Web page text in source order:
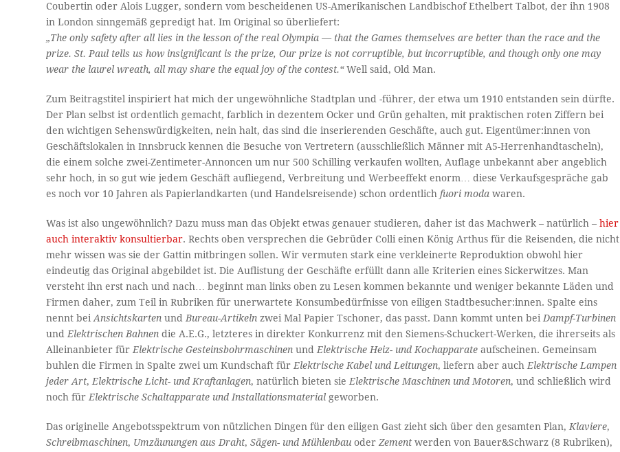
Coubertin oder Alois Lugger, sondern vom bescheidenen US-Amerikanischen Landbischof Ethelbert Talbot, der ihn 1908
in London sinngemäß gepredigt hat. Im Original so überliefert:
„The only safety after all lies in the lesson of the real Olympia — that the Games themselves are better than the race and the
prize. St. Paul tells us how insignificant is the prize, Our prize is not corruptible, but incorruptible, and though only one may
wear the laurel wreath, all may share the equal joy of the contest.“Well said, Old Man.
Zum Beitragstitel inspiriert hat mich der ungewöhnliche Stadtplan und -führer, der etwa um 1910 entstanden sein dürfte.
Der Plan selbst ist ordentlich gemacht, farblich in dezentem Ocker und Grün gehalten, mit praktischen roten Ziffern bei
den wichtigen Sehenswürdigkeiten, nein halt, das sind die inserierenden Geschäfte, auch gut. Eigentümer:innen von
Geschäftslokalen in Innsbruck kennen die Besuche von Vertretern (ausschließlich Männer mit A5-Herrenhandtascheln),
die einem solche zwei-Zentimeter-Annoncen um nur 500 Schilling verkaufen wollten, Auflage unbekannt aber angeblich
sehr hoch, in so gut wie jedem Geschäft aufliegend, Verbreitung und Werbeeffekt enorm… diese Verkaufsgespräche gab
es noch vor 10 Jahren als Papierlandkarten (und Handelsreisende) schon ordentlichfuori moda waren.
Was ist also ungewöhnlich? Dazu muss man das Objekt etwas genauer studieren, daher ist das Machwerk – natürlich –hier
auch interaktiv konsultierbar. Rechts oben versprechen die Gebrüder Colli einen König Arthus für die Reisenden, die nicht
mehr wissen was sie der Gattin mitbringen sollen. Wir vermuten stark eine verkleinerte Reproduktion obwohl hier
eindeutig das Original abgebildet ist. Die Auflistung der Geschäfte erfüllt dann alle Kriterien eines Sickerwitzes. Man
versteht ihn erst nach und nach… beginnt man links oben zu Lesen kommen bekannte und weniger bekannte Läden und
Firmen daher, zum Teil in Rubriken für unerwartete Konsumbedürfnisse von eiligen Stadtbesucher:innen. Spalte eins
nennt beiAnsichtskarten und Bureau-Artikeln zwei Mal Papier Tschoner, das passt. Dann kommt unten bei Dampf-Turbinen
und Elektrischen Bahnen die A.E.G., letzteres in direkter Konkurrenz mit den Siemens-Schuckert-Werken, die ihrerseits als
Alleinanbieter für Elektrische Gesteinsbohrmaschinen und Elektrische Heiz- und Kochapparate aufscheinen. Gemeinsam
buhlen die Firmen in Spalte zwei um Kundschaft für Elektrische Kabel und Leitungen, liefern aber auch Elektrische Lampen
jeder Art, Elektrische Licht- und Kraftanlagen, natürlich bieten sie Elektrische Maschinen und Motoren, und schließlich wird
noch für Elektrische Schaltapparate und Installationsmaterial geworben.
Das originelle Angebotsspektrum von nützlichen Dingen für den eiligen Gast zieht sich über den gesamten Plan, Klaviere,
Schreibmaschinen, Umzäunungen aus Draht,Sägen- und Mühlenbau oderZement werden von Bauer&Schwarz (8 Rubriken),